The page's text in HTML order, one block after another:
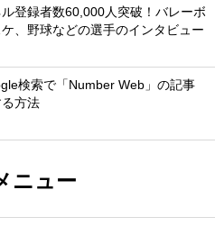
登録者数60,000人突破！バレーボ
、野球などの選手のインタビュー
検索で「Number Web」の記事
方法
ニュー